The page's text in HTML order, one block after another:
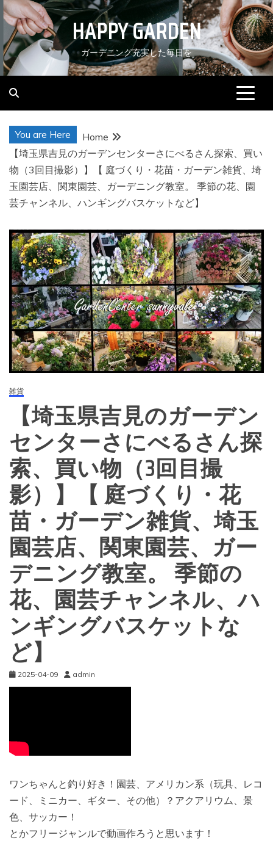
Skip
to
content
HAPPY GARDEN
ガーデニング充実した毎日を
You are Here
Home
【埼玉県吉見のガーデンセンターさにべるさん探索、買い
物（3回目撮影）】【 庭づくり・花苗・ガーデン雑貨、埼
玉園芸店、関東園芸、ガーデニング教室。 季節の花、園
芸チャンネル、ハンギングバスケットなど】
雑貨
【埼玉県吉見のガーデン
センターさにべるさん探
索、買い物（3回目撮
影）】【 庭づくり・花
苗・ガーデン雑貨、埼玉
園芸店、関東園芸、ガー
デニング教室。 季節の
花、園芸チャンネル、ハ
ンギングバスケットな
ど】
2025-04-09 admin
ワンちゃんと釣り好き！園芸、アメリカン系（玩具、レコ
ード、ミニカー、ギター、その他）？アクアリウム、景
色、サッカー！
とかフリージャンルで動画作ろうと思います！